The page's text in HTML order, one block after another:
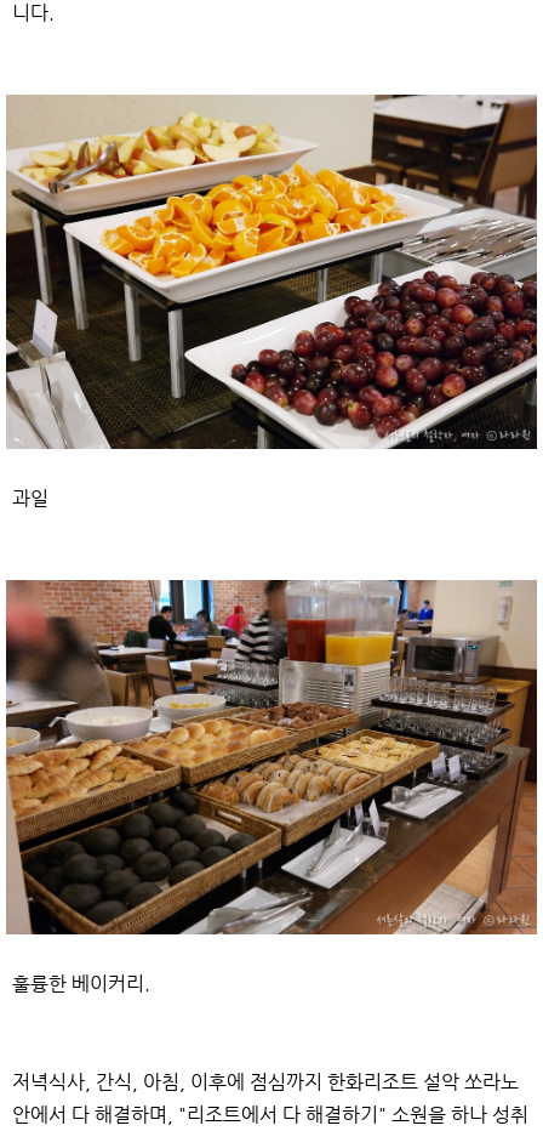
니다.
과일
훌륭한 베이커리.
저녁식사, 간식, 아침, 이후에 점심까지 한화리조트 설악 쏘라노
안에서 다 해결하며, "리조트에서 다 해결하기" 소원을 하나 성취